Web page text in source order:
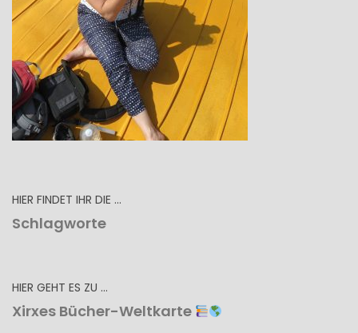
HIER FINDET IHR DIE …
Schlagworte
HIER GEHT ES ZU …
Xirxes Bücher-Weltkarte